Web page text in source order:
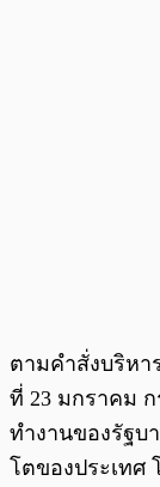
ตามคำสั่งบริหา
ที่ 23 มกราคม
ทำงานของรัฐบ
โตของประเทศ